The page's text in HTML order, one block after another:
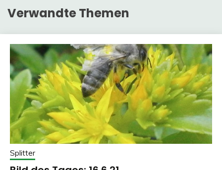
Verwandte Themen
Splitter